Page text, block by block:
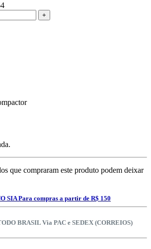
+
que compraram este produto podem deixar
SIA Para compras a partir de R$ 150
BRASIL Via PAC e SEDEX (CORREIOS)